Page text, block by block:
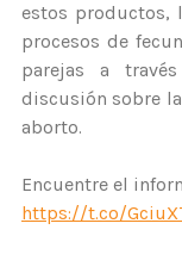
estos productos,
procesos de
parejas a
discusión sobre
aborto.
Encuentre el
https://t.co/